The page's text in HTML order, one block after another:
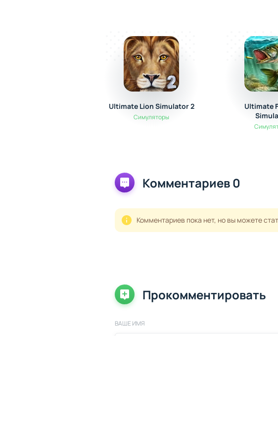
Ultimate Lion Simulator 2
Симуляторы
Ultimate
Комментариев 0
Комментариев пока нет, но вы можете
Прокомментировать
ВАШЕ ИМЯ